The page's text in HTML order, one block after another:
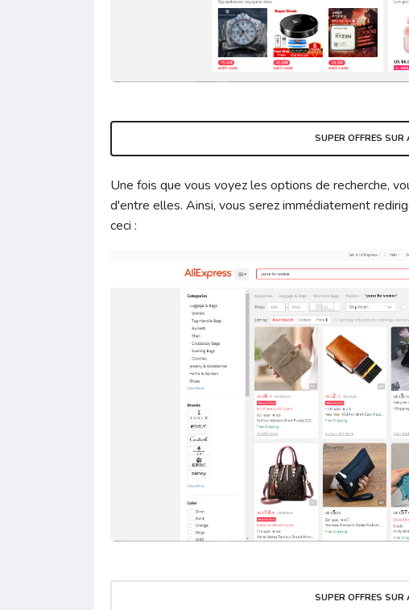
SUPER OFFRES SUR
Une fois que vous voyez les options de recherche,
d'entre elles. Ainsi, vous serez immédiatement
ceci :
SUPER OFFRES SUR